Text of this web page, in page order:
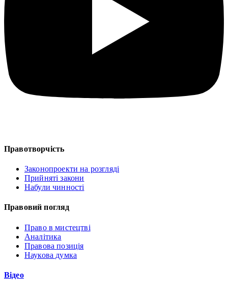
Правотворчість
Законопроекти на розгляді
Прийняті закони
Набули чинності
Правовий погляд
Право в мистецтві
Аналітика
Правова позиція
Наукова думка
Відео